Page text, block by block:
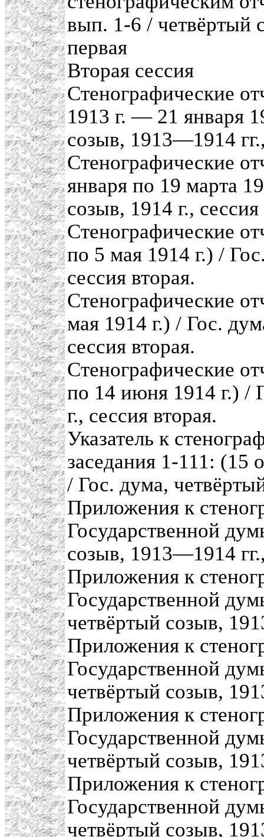
вып. 1-6 / четвёртый
первая
Вторая сессия
Стенографические
1913 г. — 21 января
созыв, 1913—1914
Стенографические
января по 19 марта
созыв, 1914 г., сессия
Стенографические
по 5 мая 1914 г.) /
сессия вторая.
Стенографические
мая 1914 г.) / Гос.
сессия вторая.
Стенографические
по 14 июня 1914 г.) /
г., сессия вторая.
Указатель к
заседания 1-111: (15
/ Гос. дума,
Приложения к
Государственной
созыв, 1913—1914
Приложения к
Государственной
четвёртый созыв,
Приложения к
Государственной
четвёртый созыв,
Приложения к
Государственной
четвёртый созыв,
Приложения к
Государственной
четвёртый созыв,